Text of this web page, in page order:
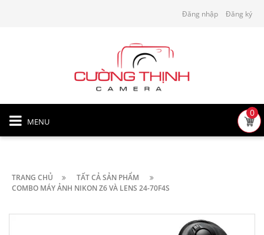
Đăng nhập Đăng ký
MENU
0
TRANG CHỦ
TẤT CẢ SẢN PHẨM
COMBO MÁY ẢNH NIKON Z6 VÀ LENS 24-70F4S